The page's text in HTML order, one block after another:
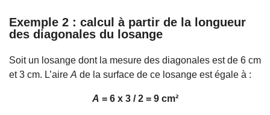
Exemple 2 : calcul à partir de la longueur
des diagonales du losange
Soit un losange dont la mesure des diagonales est de 6 cm
et 3 cm. L’aire A de la surface de ce losange est égale à :
A = 6 x 3 / 2 = 9 cm²